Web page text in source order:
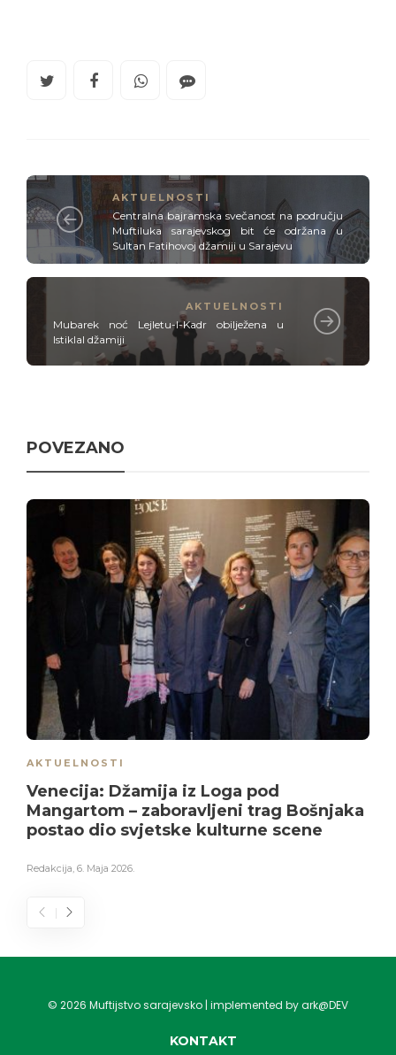
AKTUELNOSTI
Centralna bajramska svečanost na području
Muftiluka sarajevskog bit će održana u
Sultan Fatihovoj džamiji u Sarajevu
AKTUELNOSTI
Mubarek noć Lejletu-l-Kadr obilježena u
Istiklal džamiji
POVEZANO
AKTUELNOSTI
Venecija: Džamija iz Loga pod
Mangartom – zaboravljeni trag Bošnjaka
postao dio svjetske kulturne scene
Redakcija, 6. Maja 2026.
© 2026 Muftijstvo sarajevsko | implemented by ark@DEV
KONTAKT